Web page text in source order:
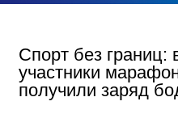
Спорт без границ:
участники
получили заряд